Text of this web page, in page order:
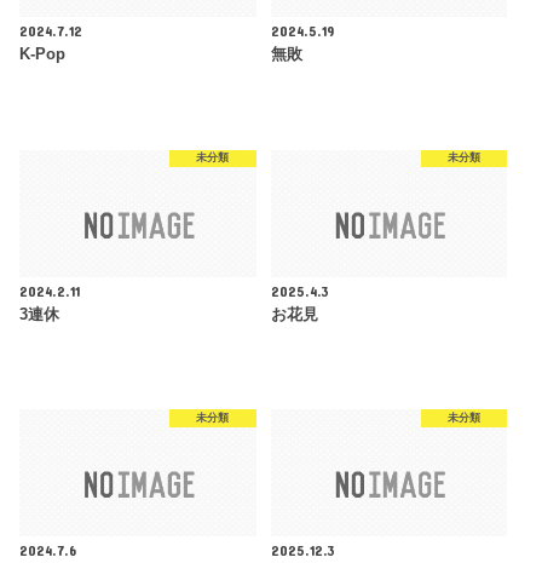
2024.7.12
K-Pop
2024.5.19
無敗
未分類
2024.2.11
3連休
未分類
2025.4.3
お花見
未分類
2024.7.6
未分類
2025.12.3